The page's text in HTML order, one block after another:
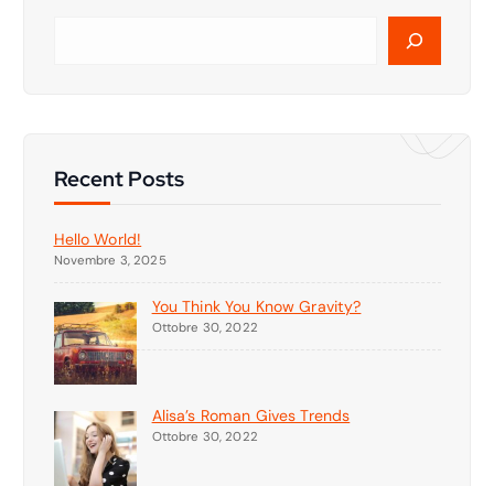
Recent Posts
Hello World!
Novembre 3, 2025
You Think You Know Gravity?
Ottobre 30, 2022
Alisa’s Roman Gives Trends
Ottobre 30, 2022